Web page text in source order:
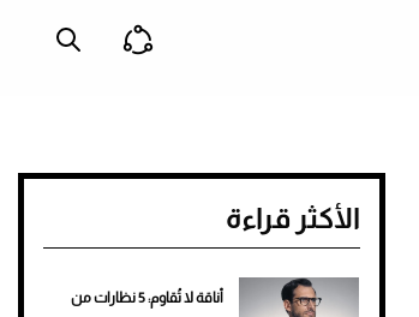
الأكثر قراءة
أناقة لا تُقاوم: 5 نظارات من